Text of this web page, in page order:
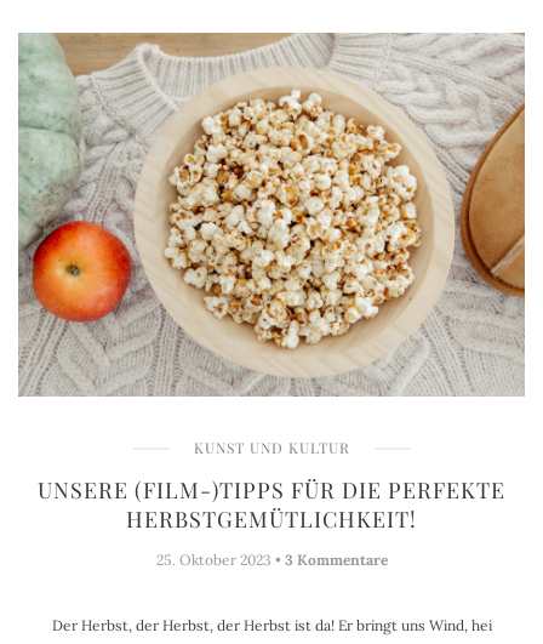
KUNST UND KULTUR
UNSERE (FILM-)TIPPS FÜR DIE PERFEKTE
HERBSTGEMÜTLICHKEIT!
25. Oktober 2023 • 3 Kommentare
Der Herbst, der Herbst, der Herbst ist da! Er bringt uns Wind, hei